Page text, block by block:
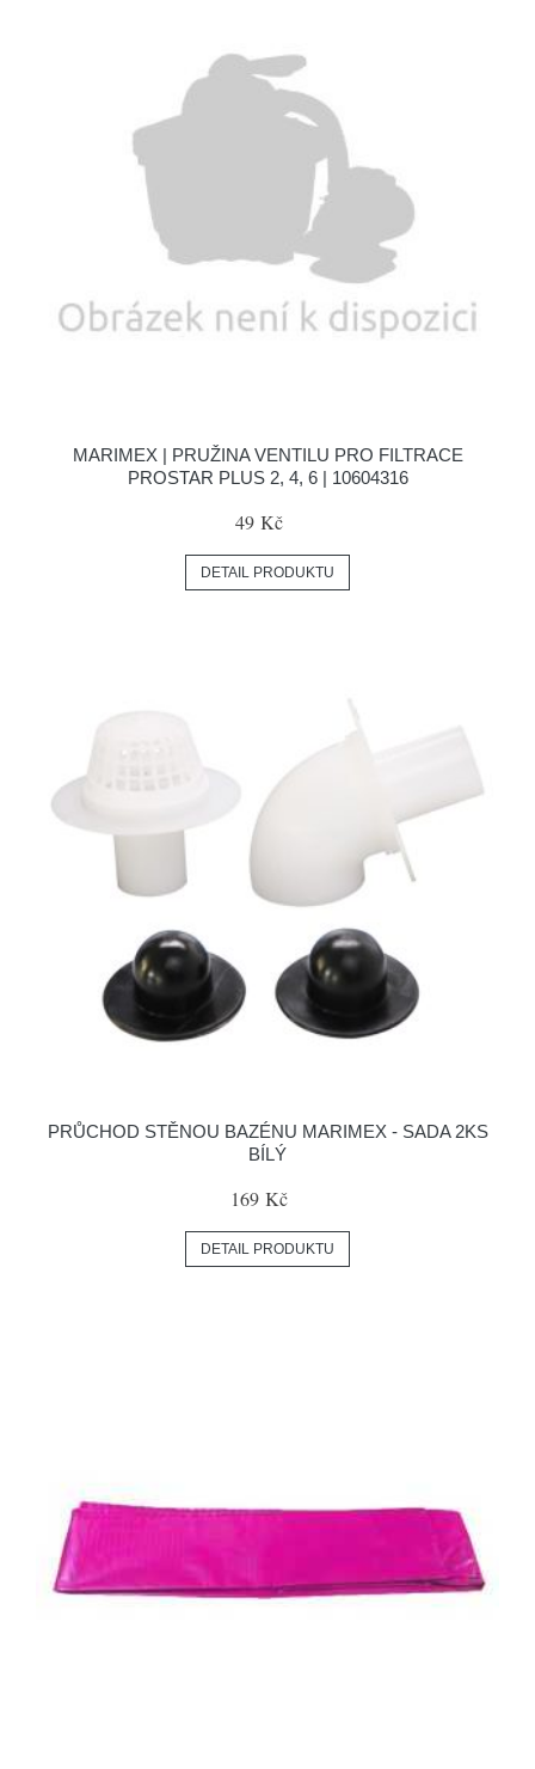
MARIMEX | PRUŽINA VENTILU PRO FILTRACE
PROSTAR PLUS 2, 4, 6 | 10604316
49 Kč
DETAIL PRODUKTU
PRŮCHOD STĚNOU BAZÉNU MARIMEX - SADA 2KS
BÍLÝ
169 Kč
DETAIL PRODUKTU